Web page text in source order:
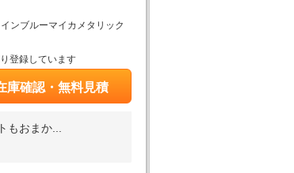
ンブルーマイカメタリック
登録しています
庫確認・無料見積
おまか...